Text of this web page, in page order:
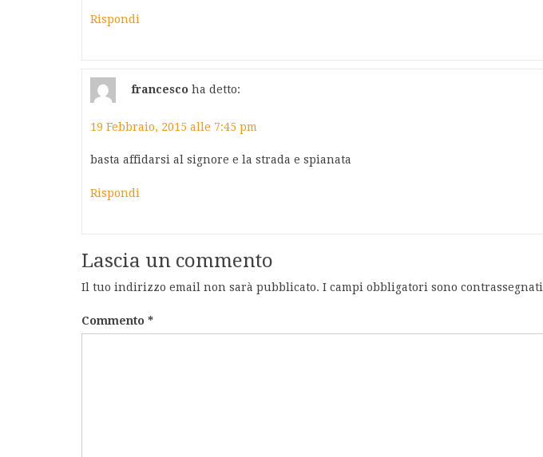
Rispondi
francesco ha detto:
19 Febbraio, 2015 alle 7:45 pm
basta affidarsi al signore e la strada e spianata
Rispondi
Lascia un commento
Il tuo indirizzo email non sarà pubblicato. I campi obbligatori sono contrassegnati
Commento *